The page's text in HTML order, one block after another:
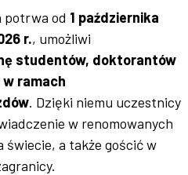
potrwa od 1 października
r., umożliwi
studentów, doktorantów
ramach
. Dzięki niemu uczestnicy
w renomowanych
a także gościć w